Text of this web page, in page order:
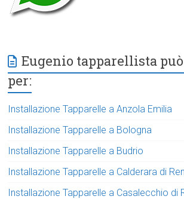
Eugenio tapparellista
per:
Installazione Tapparelle a Anzola Emilia
Installazione Tapparelle a Bologna
Installazione Tapparelle a Budrio
Installazione Tapparelle a Calderara di
Installazione Tapparelle a Casalecchio di